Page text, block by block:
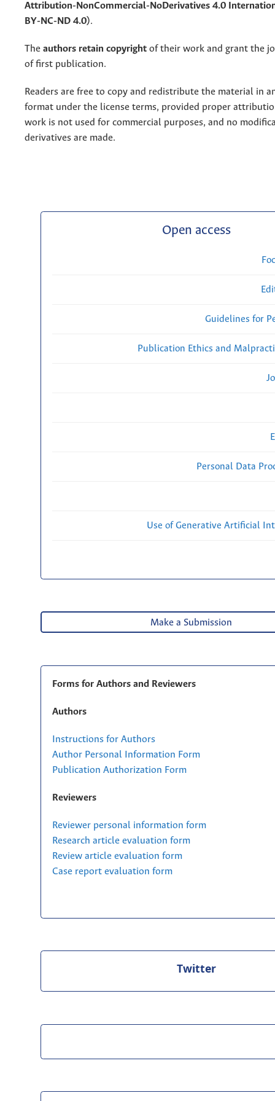
Attribution-NonCommercial-NoDerivatives 4.0
BY-NC-ND 4.0).
The authors retain copyright of their work and grant the
of first publication.
Readers are free to copy and redistribute the material in
format under the license terms, provided proper
work is not used for commercial purposes, and no
derivatives are made.
Open access
Guidelines for
Publication Ethics and
Personal Data
Use of Generative Artificial
Make a Submission
Forms for Authors and Reviewers
Authors
Instructions for Authors
Author Personal Information Form
Publication Authorization Form
Reviewers
Reviewer personal information form
Research article evaluation form
Review article evaluation form
Case report evaluation form
Twitter